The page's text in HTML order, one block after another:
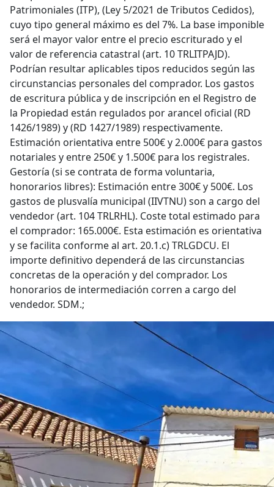
Patrimoniales (ITP), (Ley 5/2021 de Tributos Cedidos),
cuyo tipo general máximo es del 7%. La base imponible
será el mayor valor entre el precio escriturado y el
valor de referencia catastral (art. 10 TRLITPAJD).
Podrían resultar aplicables tipos reducidos según las
circunstancias personales del comprador. Los gastos
de escritura pública y de inscripción en el Registro de
la Propiedad están regulados por arancel oficial (RD
1426/1989) y (RD 1427/1989) respectivamente.
Estimación orientativa entre 500€ y 2.000€ para gastos
notariales y entre 250€ y 1.500€ para los registrales.
Gestoría (si se contrata de forma voluntaria,
honorarios libres): Estimación entre 300€ y 500€. Los
gastos de plusvalía municipal (IIVTNU) son a cargo del
vendedor (art. 104 TRLRHL). Coste total estimado para
el comprador: 165.000€. Esta estimación es orientativa
y se facilita conforme al art. 20.1.c) TRLGDCU. El
importe definitivo dependerá de las circunstancias
concretas de la operación y del comprador. Los
honorarios de intermediación corren a cargo del
vendedor. SDM.;